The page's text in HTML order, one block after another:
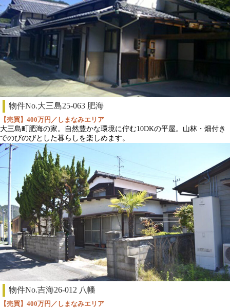
物件No.大三島25-063 肥海
【売買】400万円／しまなみエリア
大三島町肥海の家。自然豊かな環境に佇む10DKの平屋。山林・畑付き
でのびのびとした暮らしを楽しめます。
物件No.吉海26-012 八幡
【売買】400万円／しまなみエリア